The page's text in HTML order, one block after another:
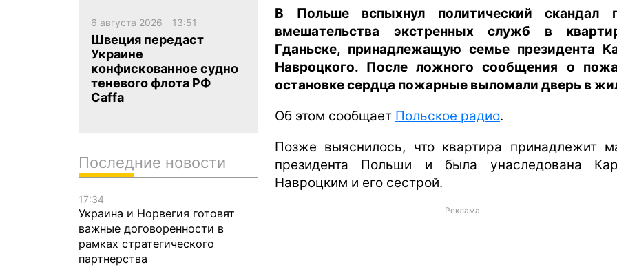
В Польше вспыхнул политический скандал
вмешательства экстренных служб в
Гданьске, принадлежащую семье президента
Навроцкого. После ложного сообщения о
остановке сердца пожарные выломали дверь в
Об этом сообщает Польское радио.
Позже выяснилось, что квартира принадлежит
президента Польши и была унаследована
Навроцким и его сестрой.
Реклама
6 августа 2026 13:51
Швеция передаст
Украине
конфискованное судно
теневого флота РФ
Caffa
Последние новости
17:34
Украина и Норвегия готовят
важные договоренности в
рамках стратегического
партнерства